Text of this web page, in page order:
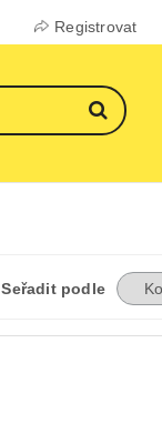
Registrovat
Seřadit podle